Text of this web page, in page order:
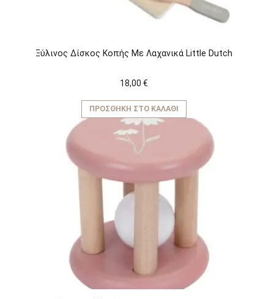
Ξύλινος Δίσκος Κοπής Με Λαχανικά Little Dutch
18,00 €
ΠΡΟΣΘΉΚΗ ΣΤΟ ΚΑΛΆΘΙ